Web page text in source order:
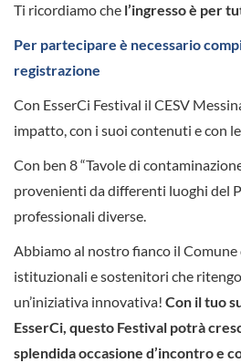
Ti ricordiamo che l’ingresso è per
Per partecipare è necessario
registrazione
Con EsserCi Festival il CESV
impatto, con i suoi contenuti e con
Con ben 8 “Tavole di
provenienti da differenti luoghi del
professionali diverse.
Abbiamo al nostro fianco il
istituzionali e sostenitori che
un’iniziativa innovativa! Con il tuo
EsserCi, questo Festival potrà
splendida occasione d’incontro e